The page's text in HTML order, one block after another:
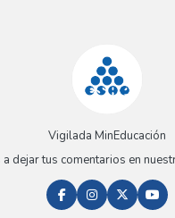
Vigilada MinEducación
a dejar tus comentarios en